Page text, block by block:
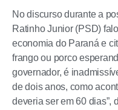
No discurso durante a
Ratinho Junior (PSD)
economia do Paraná e
frango ou porco
governador, é
de dois anos, como
deveria ser em 60 dias”,